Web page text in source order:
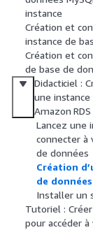
instance
Création et
instance de
Création et
de base de
Didacticiel :
une
Amazon RDS
Lancez une
connecter à
de données
Création
de données
Installer un
Tutoriel :
pour accéder